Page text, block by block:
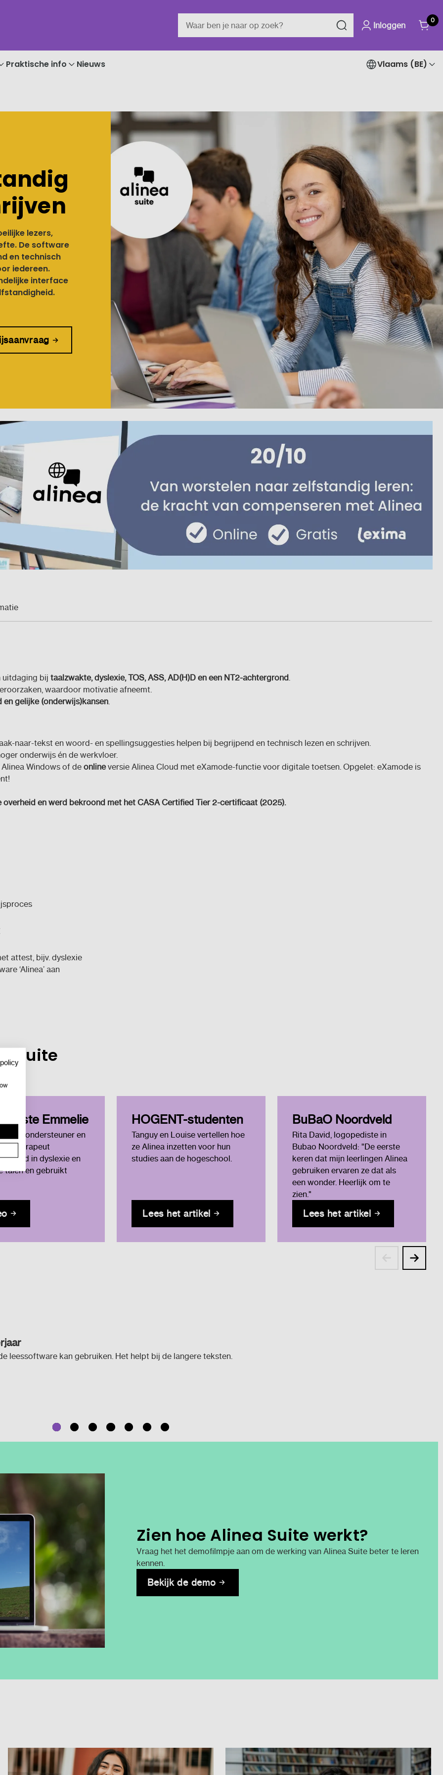
Inloggen
0
Praktische info Nieuws Vlaams (BE)
lezers,
De software
en technisch
iedereen.
interface
uitdaging bij taalzwakte, dyslexie, TOS, ASS, AD(H)D en een NT2-achtergrond.
waardoor motivatie afneemt.
en gelijke (onderwijs)kansen.
naar-tekst en woord- en spellingsuggesties helpen bij begrijpend en technisch lezen en schrijven.
onderwijs én de werkvloer.
Windows of deonlineversie Alinea Cloud met eXamode-functie voor digitale toetsen. Opgelet: eXamode is
overheid en werd bekroond met het CASA Certified Tier 2-certificaat (2025).
attest, bijv. dyslexie
‘Alinea’ aan
Suite
Emmelie
is als ondersteuner en
therapeut
in dyslexie en
talen en gebruikt
HOGENT-studenten
Tanguy en Louise vertellen hoe
ze Alinea inzetten voor hun
studies aan de hogeschool.
Lees het artikel
BuBaO Noordveld
Rita David, logopediste in
Bubao Noordveld: "De eerste
keren dat mijn leerlingen Alinea
gebruiken ervaren ze dat als
een wonder. Heerlijk om te
zien."
Lees het artikel
leessoftware kan gebruiken. Het helpt bij de langere teksten.
Zien hoe Alinea Suite werkt?
Vraag het het demofilmpje aan om de werking van Alinea Suite beter te leren
kennen.
Bekijk de demo